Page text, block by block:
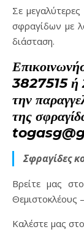
Σε
σφραγίδων με
διάσταση.
3827515 ή
την
της
Σφραγίδες
Βρείτε μας
Θεμιστοκλέους
Καλέστε μας